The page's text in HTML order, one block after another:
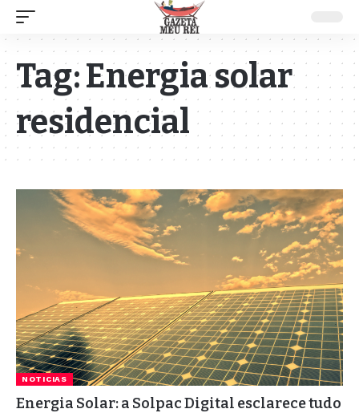
Tag:Energia solar
residencial
NOTICIAS
Energia Solar: a Solpac Digital esclarece tudo